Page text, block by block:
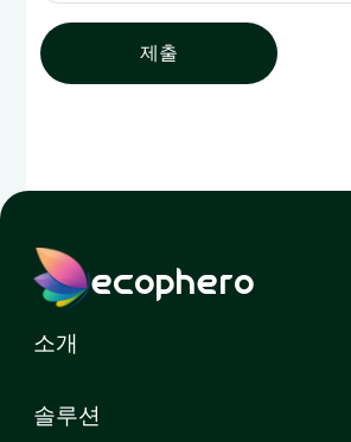
제출
ecophero
소개
솔루션